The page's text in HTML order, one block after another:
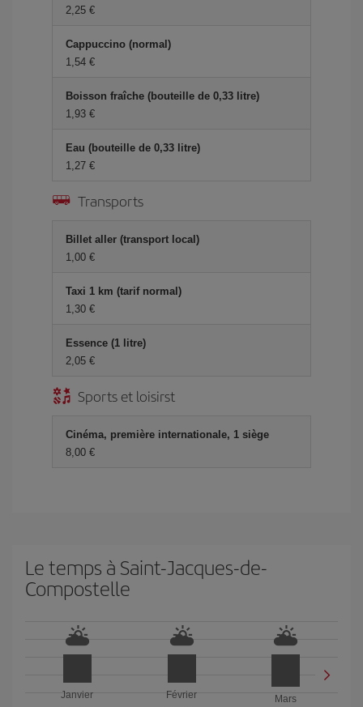
2,25 €
Cappuccino (normal)
1,54 €
Boisson fraîche (bouteille de 0,33 litre)
1,93 €
Eau (bouteille de 0,33 litre)
1,27 €
Transports
Billet aller (transport local)
1,00 €
Taxi 1 km (tarif normal)
1,30 €
Essence (1 litre)
2,05 €
Sports et loisirst
Cinéma, première internationale, 1 siège
8,00 €
Le temps à Saint-Jacques-de-
Compostelle
Janvier
Février
Mars